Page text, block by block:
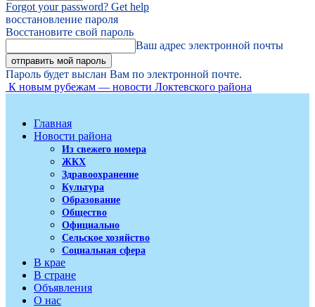
Forgot your password? Get help
восстановление пароля
Восстановите свой пароль
Ваш адрес электронной почты
Пароль будет выслан Вам по электронной почте.
К новым рубежам — новости Локтевского района
Главная
Новости района
Из свежего номера
ЖКХ
Здравоохранение
Культура
Образование
Общество
Официально
Сельское хозяйство
Социальная сфера
В крае
В стране
Объявления
О нас